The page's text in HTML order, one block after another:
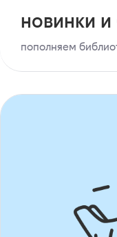
новинки
пополняем